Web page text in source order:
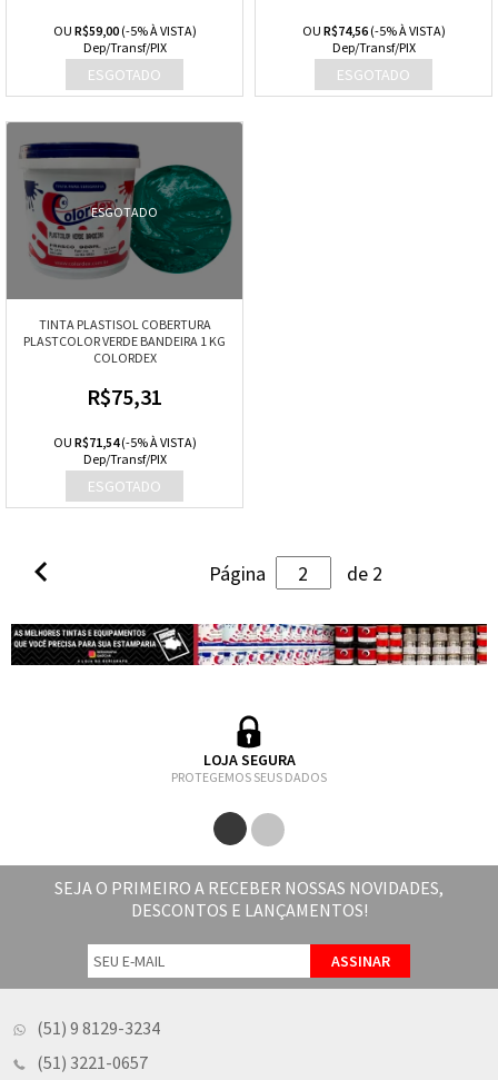
OU R$59,00(-5% À VISTA)
Dep/Transf/PIX
OU R$74,56(-5% À VISTA)
Dep/Transf/PIX
ESGOTADO
TINTA PLASTISOL COBERTURA
PLASTCOLOR VERDE BANDEIRA 1 KG
COLORDEX
R$75,31
OU R$71,54(-5% À VISTA)
Dep/Transf/PIX
 Página de 2
LOJA SEGURA
PROTEGEMOS SEUS DADOS
SEJA O PRIMEIRO A RECEBER NOSSAS NOVIDADES,
DESCONTOS E LANÇAMENTOS!
(51) 9 8129-3234
(51) 3221-0657